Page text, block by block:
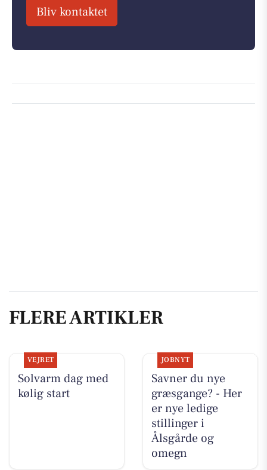
Bliv kontaktet
FLERE ARTIKLER
VEJRET
Solvarm dag med
kølig start
JOBNYT
Savner du nye
græsgange? - Her
er nye ledige
stillinger i
Ålsgårde og
omegn